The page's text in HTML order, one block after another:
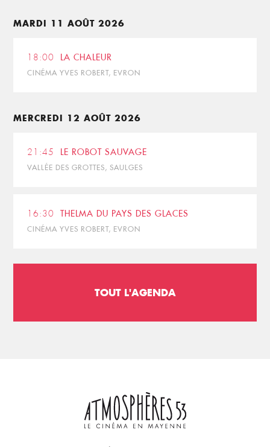
MARDI 11 AOÛT 2026
18:00 LA CHALEUR
CINÉMA YVES ROBERT, EVRON
MERCREDI 12 AOÛT 2026
21:45 LE ROBOT SAUVAGE
VALLÉE DES GROTTES, SAULGES
16:30 THELMA DU PAYS DES GLACES
CINÉMA YVES ROBERT, EVRON
TOUT L'AGENDA